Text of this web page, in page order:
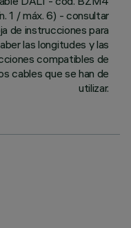
1 / máx. 6) - consultar
de instrucciones para
las longitudes y las
compatibles de
cables que se han de
utilizar.